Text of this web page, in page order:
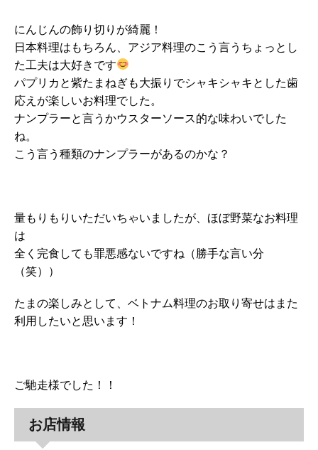
にんじんの飾り切りが綺麗！
日本料理はもちろん、アジア料理のこう言うちょっとし
た工夫は大好きです
パプリカと紫たまねぎも大振りでシャキシャキとした歯
応えが楽しいお料理でした。
ナンプラーと言うかウスターソース的な味わいでした
ね。
こう言う種類のナンプラーがあるのかな？
量もりもりいただいちゃいましたが、ほぼ野菜なお料理
は
全く完食しても罪悪感ないですね（勝手な言い分
（笑））
たまの楽しみとして、ベトナム料理のお取り寄せはまた
利用したいと思います！
ご馳走様でした！！
お店情報